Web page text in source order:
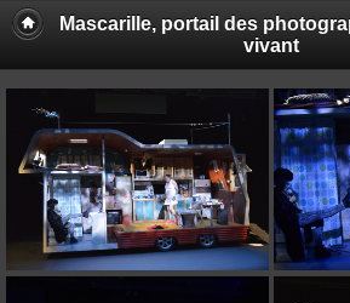
Mascarille, portail des
vivant